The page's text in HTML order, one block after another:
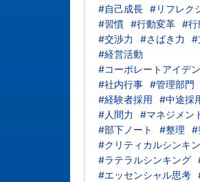
#自己成長 #リフレク
#習慣 #行動変革 #行
#交渉力
#さばき力
#
#経営活動
#コーポレートアイデ
#社内行事 #管理部門
#経験者採用
#中途採
#人間力
#マネジメン
#部下ノート
#整理
#
#クリティカルシンキ
#ラテラルシンキング
#エッセンシャル思考